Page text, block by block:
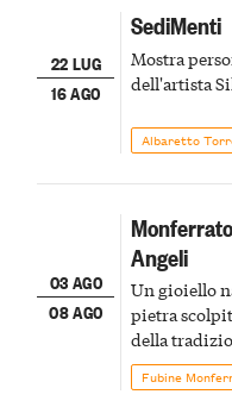
22 LUG
16 AGO
SediMenti
Mostra
dell'artista
Albaretto
03 AGO
08 AGO
Angeli
Un gioiello
pietra
della
Fubine